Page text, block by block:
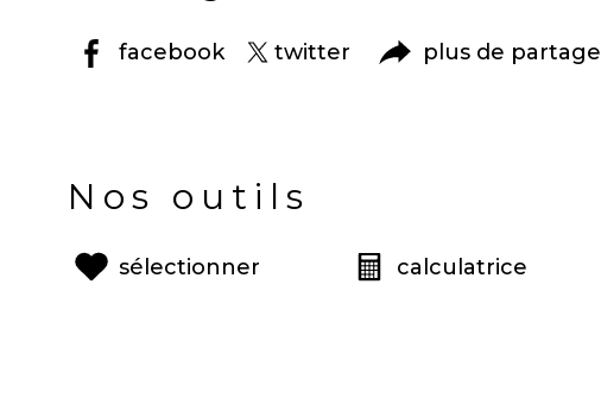
facebook twitter plus de partage
Nos outils
sélectionner calculatrice